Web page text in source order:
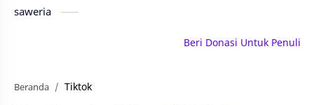
saweria
Beri Donasi Untuk Penulis |
Beranda Tiktok